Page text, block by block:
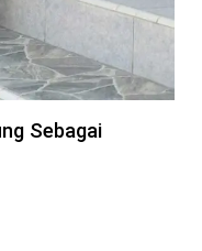
Sebagai